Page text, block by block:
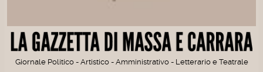
Giornale Politico - Artistico - Amministrativo - Letterario e Teatrale